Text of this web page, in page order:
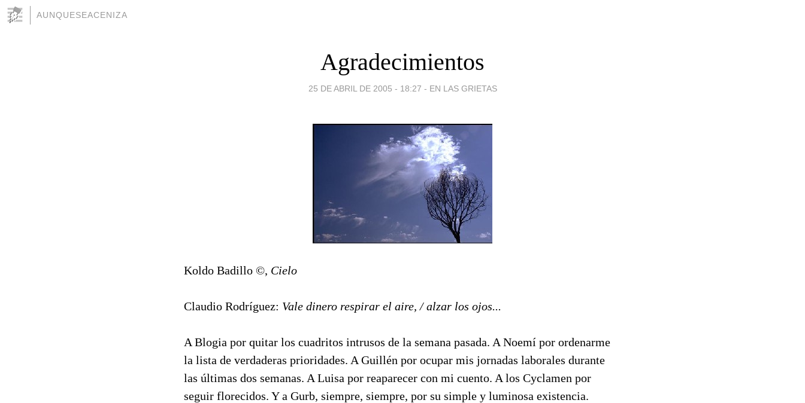
AUNQUESEACENIZA
Agradecimientos
25 DE ABRIL DE 2005 - 18:27 - EN LAS GRIETAS
Koldo Badillo ©, Cielo
Claudio Rodríguez: Vale dinero respirar el aire, / alzar los ojos...
A Blogia por quitar los cuadritos intrusos de la semana pasada. A Noemí por ordenarme
la lista de verdaderas prioridades. A Guillén por ocupar mis jornadas laborales durante
las últimas dos semanas. A Luisa por reaparecer con mi cuento. A los Cyclamen por
seguir florecidos. Y a Gurb, siempre, siempre, por su simple y luminosa existencia.